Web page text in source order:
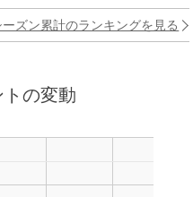
ーズン累計のランキングを見る
の変動